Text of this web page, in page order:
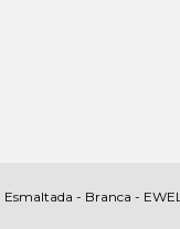
Esmaltada - Branca - EWEL